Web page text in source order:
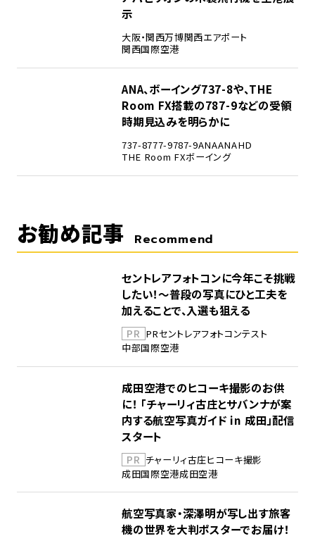
示
大阪・関西万博関西エアポート
関西国際空港
ANA、ボーイング737-8や、THE
Room FX搭載の787-9などの受領
時期見込みを明らかに
737-8777-9787-9ANAANAHD
THE Room FXボーイング
お勧め記事 Recommend
セントレアフォトコンに今年こそ挑戦
したい！～普段の写真にひと工夫を
加えることで、入選も狙える
PR PRセントレアフォトコンテスト
中部国際空港
成田空港でのヒコーキ撮影のお供
に！ 「チャーリィ古庄とサバンナが案
内する航空写真ガイド in 成田」配信
スタート
PR チャーリィ古庄ヒコーキ撮影
成田国際空港成田空港
航空写真家・深澤明が写し出す旅客
機の世界を大判ポスターでお届け！